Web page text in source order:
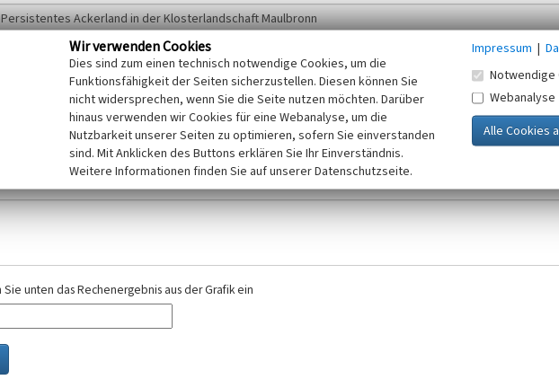
Ihres Namens und Ihrer E-Mail-Adresse. Ihre Angaben werden ausschließlich im Rahmen der KuLaDig-
entsprechend der Vorschriften des Telemediengesetzes, des Datenschutzgesetzes NRW und der seit
DSGVO) vertraulich behandelt, beachten Sie bitte unsere Hinweise zumDatenschutz
Sie unten das Rechenergebnis aus der Grafik ein
Wir verwenden Cookies
Dies sind zum einen technisch notwendige Cookies, um die
Funktionsfähigkeit der Seiten sicherzustellen. Diesen können Sie
nicht widersprechen, wenn Sie die Seite nutzen möchten. Darüber
hinaus verwenden wir Cookies für eine Webanalyse, um die
Nutzbarkeit unserer Seiten zu optimieren, sofern Sie einverstanden
sind. Mit Anklicken des Buttons erklären Sie Ihr Einverständnis.
Weitere Informationen finden Sie auf unserer Datenschutzseite.
Impressum |
Notwendige
Webanalyse